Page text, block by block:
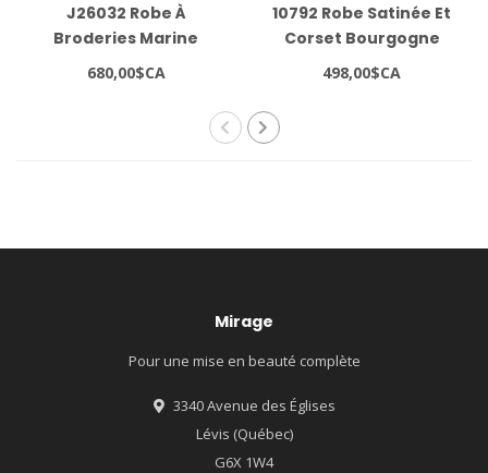
J26032 Robe À
Broderies Marine
680,00$CA
10792 Robe Satinée Et
Corset Bourgogne
498,00$CA
Mirage
Pour une mise en beauté complète
3340 Avenue des Églises
Lévis (Québec)
G6X 1W4